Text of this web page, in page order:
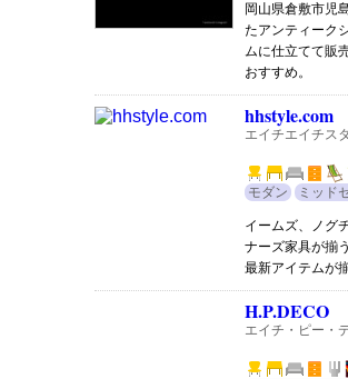
岡山県倉敷市児
たアンティーク
ムに仕立てて販
おすすめ。
hhstyle.com
エイチエイチス
モダン ミッド
イームズ、ノグ
ナーズ家具が揃
最新アイテムが
H.P.DECO
エイチ・ピー・